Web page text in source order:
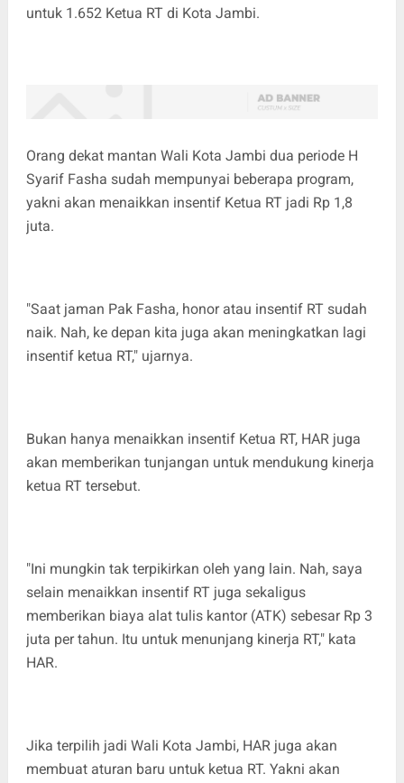
untuk 1.652 Ketua RT di Kota Jambi.
Orang dekat mantan Wali Kota Jambi dua periode H
Syarif Fasha sudah mempunyai beberapa program,
yakni akan menaikkan insentif Ketua RT jadi Rp 1,8
juta.
"Saat jaman Pak Fasha, honor atau insentif RT sudah
naik. Nah, ke depan kita juga akan meningkatkan lagi
insentif ketua RT," ujarnya.
Bukan hanya menaikkan insentif Ketua RT, HAR juga
akan memberikan tunjangan untuk mendukung kinerja
ketua RT tersebut.
"Ini mungkin tak terpikirkan oleh yang lain. Nah, saya
selain menaikkan insentif RT juga sekaligus
memberikan biaya alat tulis kantor (ATK) sebesar Rp 3
juta per tahun. Itu untuk menunjang kinerja RT," kata
HAR.
Jika terpilih jadi Wali Kota Jambi, HAR juga akan
membuat aturan baru untuk ketua RT. Yakni akan